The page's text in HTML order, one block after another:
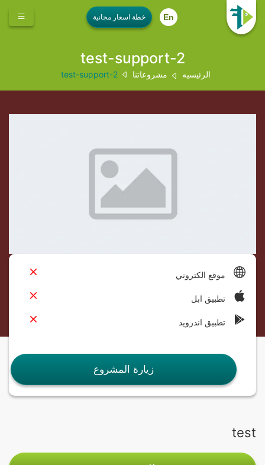
En
test-support-2
الرئيسيه مشروعاتنا test-support-2
موقع الكتروني
تطبيق ابل
تطبيق اندرويد
زيارة المشروع
test